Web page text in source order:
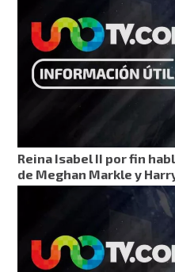
Reina Isabel II por fin
de Meghan Markle y